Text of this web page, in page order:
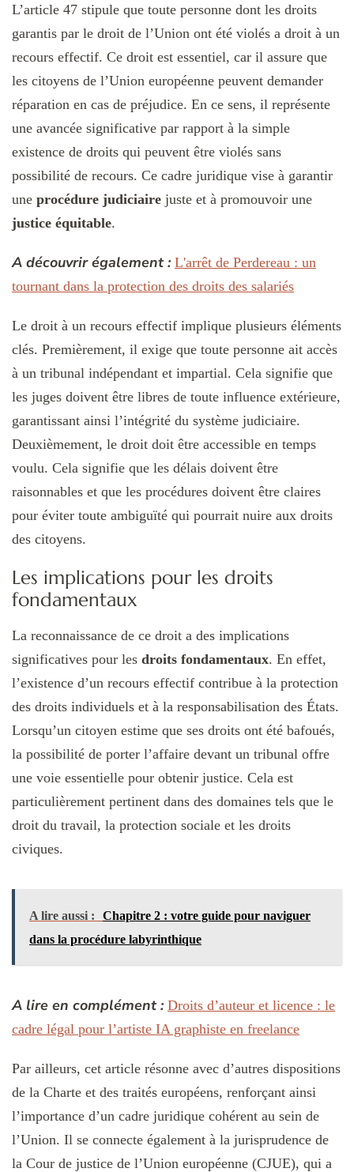
L’article 47 stipule que toute personne dont les droits
garantis par le droit de l’Union ont été violés a droit à un
recours effectif. Ce droit est essentiel, car il assure que
les citoyens de l’Union européenne peuvent demander
réparation en cas de préjudice. En ce sens, il représente
une avancée significative par rapport à la simple
existence de droits qui peuvent être violés sans
possibilité de recours. Ce cadre juridique vise à garantir
une procédure judiciaire juste et à promouvoir une
justice équitable.
A découvrir également : L'arrêt de Perdereau : un
tournant dans la protection des droits des salariés
Le droit à un recours effectif implique plusieurs éléments
clés. Premièrement, il exige que toute personne ait accès
à un tribunal indépendant et impartial. Cela signifie que
les juges doivent être libres de toute influence extérieure,
garantissant ainsi l’intégrité du système judiciaire.
Deuxièmement, le droit doit être accessible en temps
voulu. Cela signifie que les délais doivent être
raisonnables et que les procédures doivent être claires
pour éviter toute ambiguïté qui pourrait nuire aux droits
des citoyens.
Les implications pour les droits
fondamentaux
La reconnaissance de ce droit a des implications
significatives pour les droits fondamentaux. En effet,
l’existence d’un recours effectif contribue à la protection
des droits individuels et à la responsabilisation des États.
Lorsqu’un citoyen estime que ses droits ont été bafoués,
la possibilité de porter l’affaire devant un tribunal offre
une voie essentielle pour obtenir justice. Cela est
particulièrement pertinent dans des domaines tels que le
droit du travail, la protection sociale et les droits
civiques.
A lire aussi :
Chapitre 2 : votre guide pour naviguer
dans la procédure labyrinthique
A lire en complément : Droits d’auteur et licence : le
cadre légal pour l’artiste IA graphiste en freelance
Par ailleurs, cet article résonne avec d’autres dispositions
de la Charte et des traités européens, renforçant ainsi
l’importance d’un cadre juridique cohérent au sein de
l’Union. Il se connecte également à la jurisprudence de
la Cour de justice de l’Union européenne (CJUE), qui a